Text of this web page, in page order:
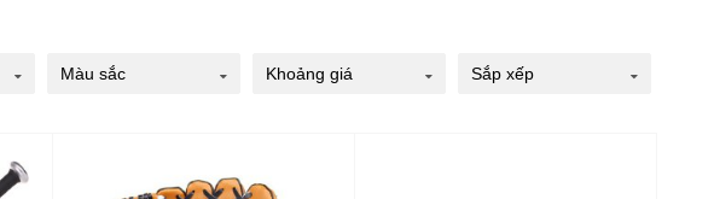
Màu sắc Khoảng giá Sắp xếp